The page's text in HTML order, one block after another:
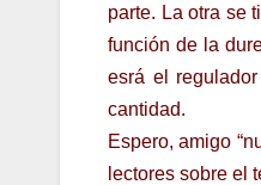
parte. La otra se
función de la
esrá el
cantidad.
Espero, amigo
lectores sobre el